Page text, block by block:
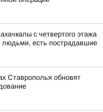
с четвертого этажа
людьми, есть пострадавшие
Ставрополья обновят